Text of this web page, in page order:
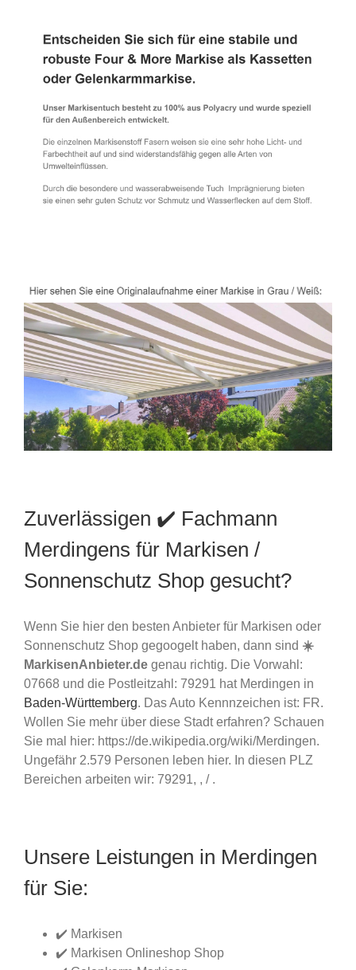
Zuverlässigen ✔️ Fachmann
Merdingens für Markisen /
Sonnenschutz Shop gesucht?
Wenn Sie hier den besten Anbieter für Markisen oder
Sonnenschutz Shop gegoogelt haben, dann sind ☀️
MarkisenAnbieter.de genau richtig. Die Vorwahl:
07668 und die Postleitzahl: 79291 hat Merdingen in
Baden-Württemberg. Das Auto Kennnzeichen ist: FR.
Wollen Sie mehr über diese Stadt erfahren? Schauen
Sie mal hier: https://de.wikipedia.org/wiki/Merdingen.
Ungefähr 2.579 Personen leben hier. In diesen PLZ
Bereichen arbeiten wir: 79291, , / .
Unsere Leistungen in Merdingen
für Sie:
✔️ Markisen
✔️ Markisen Onlineshop Shop